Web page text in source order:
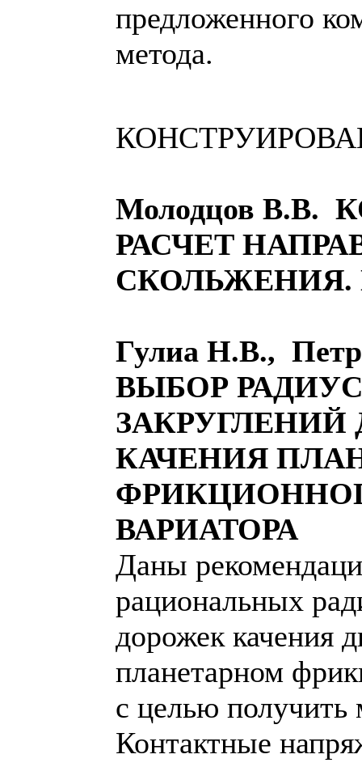
предложенного
метода.
Молодцов В.В.
РАСЧЕТ
Гулиа Н.В.,
ВЫБОР
КАЧЕНИЯ
ВАРИАТОРА
Даны
рациональных
дорожек качения
планетарном
с целью
Контактные